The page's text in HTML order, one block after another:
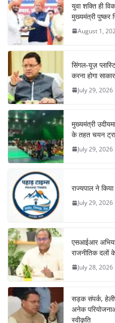
युवा शक्ति ही
मुख्यमंत्री पुष्कर
August 1,
सिंगल-यूज़
करना होगा
July 29, 2026
मुख्यमंत्री
के तहत चयन
July 29, 2026
राज्यपाल ने
July 29, 2026
एसआईआर
राजनीतिक दलों
July 28, 2026
सड़क संपर्क,
अनेक
स्वीकृति